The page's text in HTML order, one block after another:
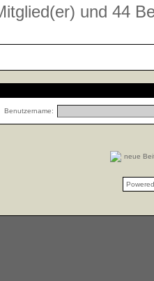
und 44
Benutzername:
neue